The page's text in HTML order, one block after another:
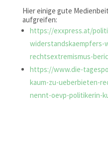
Hier einige gute
aufgreifen:
https://exxpress.at/
widerstandskaempfers-
rechtsextremismus-
https://www.die-
kaum-zu-ueberbieten-
nennt-oevp-politikerin-